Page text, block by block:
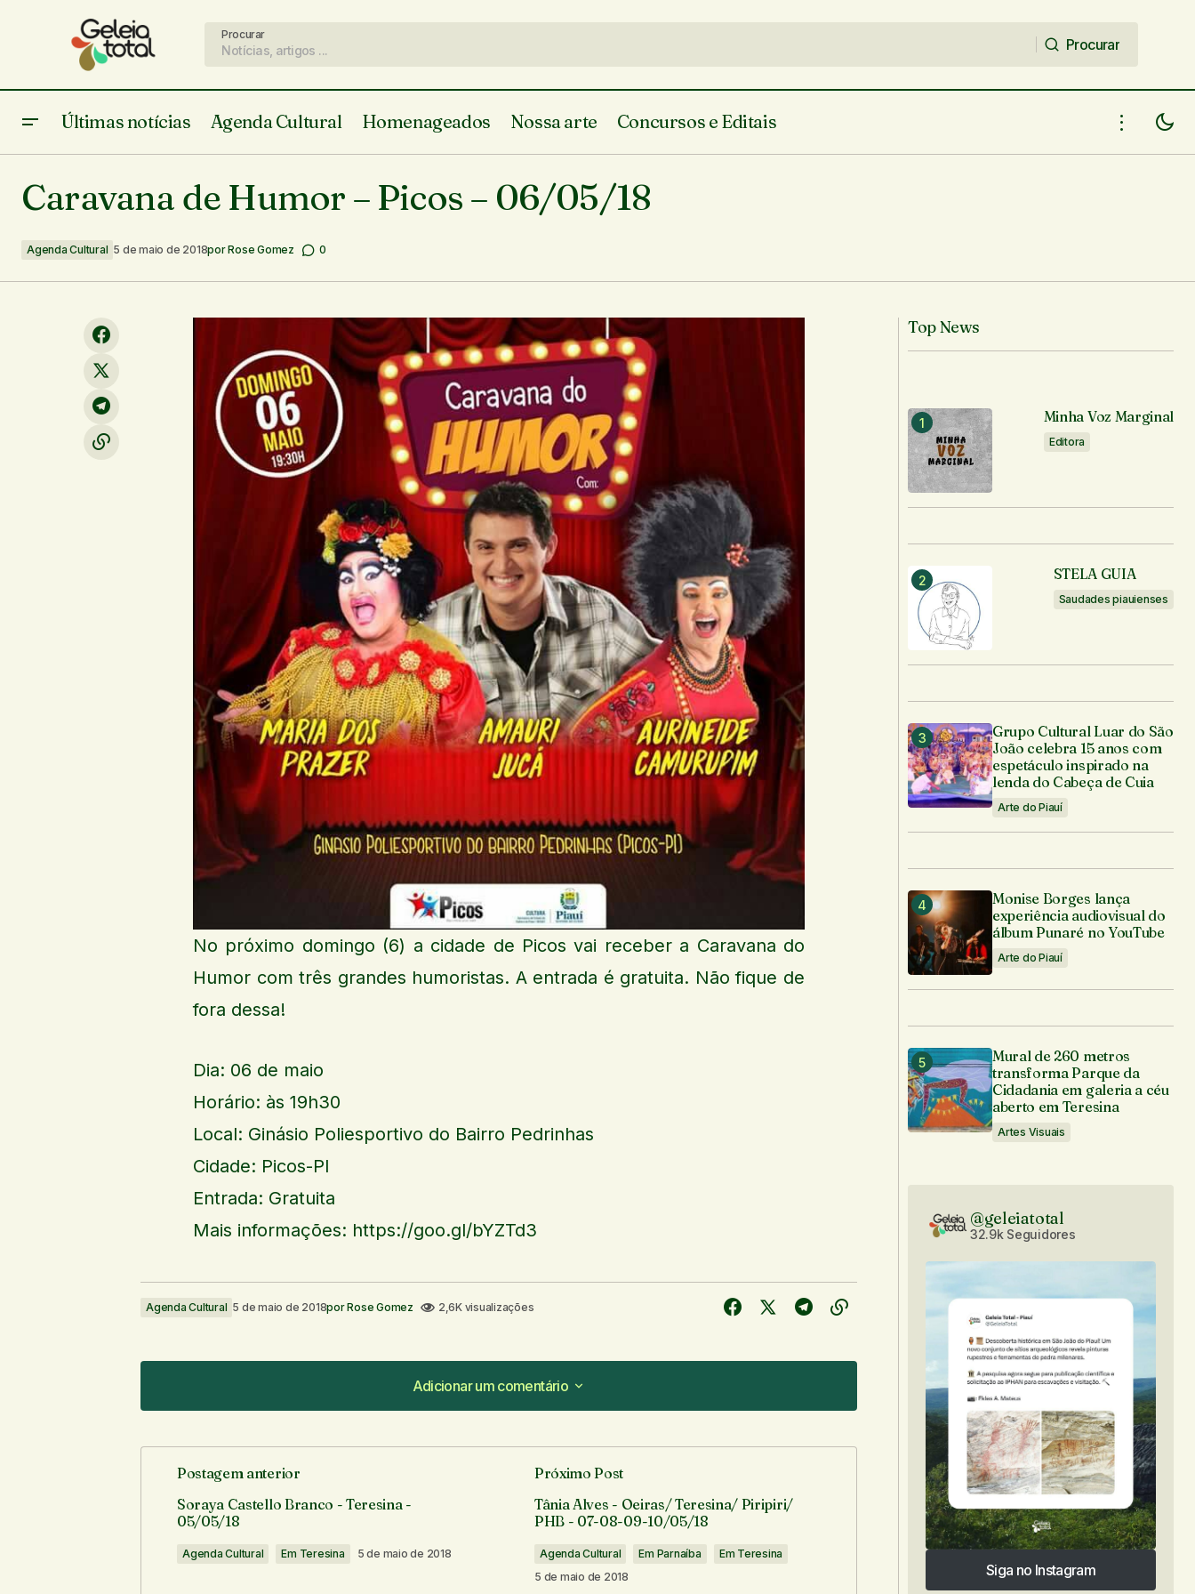
Procurar
Procurar
Últimas notícias Agenda Cultural Homenageados Nossa arte Concursos e Editais
Caravana de Humor – Picos – 06/05/18
Caravana de Humor – Picos – 06/05/18
Agenda Cultural 5 de maio de 2018porRose Gomez 0
No próximo domingo (6) a cidade de Picos vai receber a Caravana do
Humor com três grandes humoristas. A entrada é gratuita. Não fique de
fora dessa!
Dia: 06 de maio
Horário: às 19h30
Local: Ginásio Poliesportivo do Bairro Pedrinhas
Cidade: Picos-PI
Entrada: Gratuita
Mais informações: https://goo.gl/bYZTd3
Agenda Cultural 5 de maio de 2018porRose Gomez 2,6K visualizações
Adicionar um comentário
Adicionar um comentário
O seu endereço de e-mail não será publicado. Campos obrigatórios são marcados com*
Postagem anterior
Soraya Castello Branco - Teresina -
05/05/18
Agenda Cultural Em Teresina 5 de maio de 2018
Próximo Post
Tânia Alves - Oeiras/ Teresina/ Piripiri/
PHB - 07-08-09-10/05/18
Agenda Cultural Em Parnaíba
Em Teresina
5 de maio de 2018
Top News
Minha Voz Marginal
Editora
STELA GUIA
Saudades piauienses
Grupo Cultural Luar do São
João celebra 15 anos com
espetáculo inspirado na
lenda do Cabeça de Cuia
Arte do Piauí
Monise Borges lança
experiência audiovisual do
álbum Punaré no YouTube
Arte do Piauí
Mural de 260 metros
transforma Parque da
Cidadania em galeria a céu
aberto em Teresina
Artes Visuais
@geleiatotal
32.9k Seguidores
Siga no Instagram